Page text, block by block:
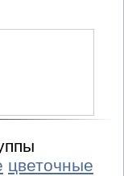
цветочные